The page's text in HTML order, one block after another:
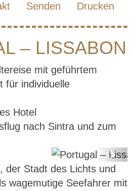
Senden Drucken
– LISSABON
mit geführtem
für individuelle
Hotel
nach Sintra und zum
– Lissabon
Next
der Stadt des Lichts und
wagemutige Seefahrer mit